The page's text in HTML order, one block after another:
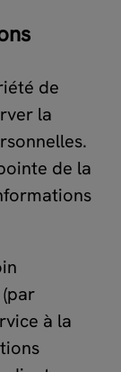
de
la
de la
à la